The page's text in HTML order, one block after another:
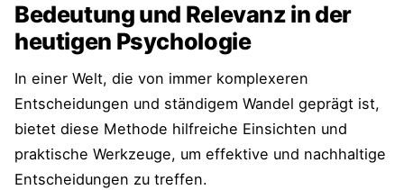
blueprints
Passende Artikel zum Thema "Effizienter
arbeiten" auf blueprints
Bedeutung und Relevanz in der
heutigen Psychologie
In einer Welt, die von immer komplexeren
Entscheidungen und ständigem Wandel geprägt ist,
bietet diese Methode hilfreiche Einsichten und
praktische Werkzeuge, um effektive und nachhaltige
Entscheidungen zu treffen.